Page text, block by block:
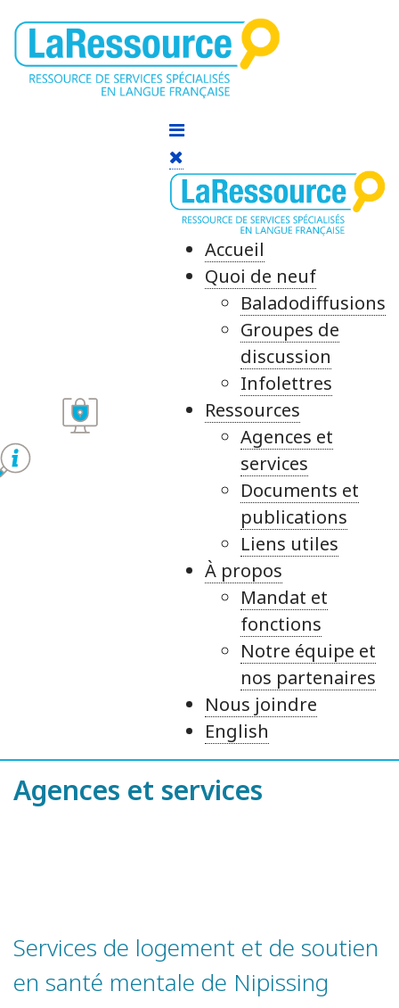
Accueil
Quoi de neuf
Baladodiffusions
Groupes de
discussion
Infolettres
Ressources
Agences et
services
Documents et
publications
Liens utiles
À propos
Mandat et
fonctions
Notre équipe et
nos partenaires
Nous joindre
English
Agences et services
Services de logement et de soutien
en santé mentale de Nipissing